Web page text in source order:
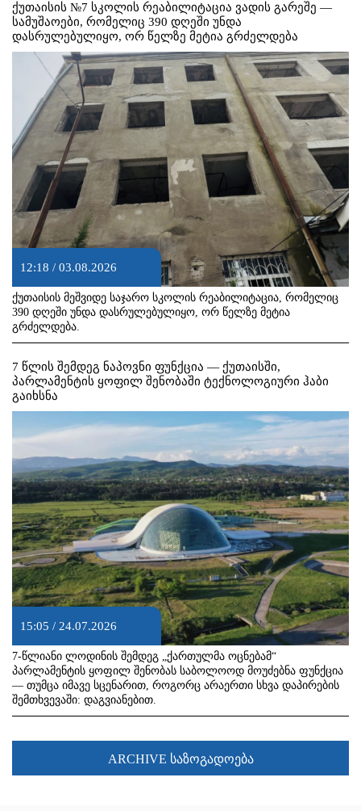
ქუთაისის №7 სკოლის რეაბილიტაცია ვადის გარეშე —
სამუშაოები, რომელიც 390 დღეში უნდა
დასრულებულიყო, ორ წელზე მეტია გრძელდება
12:18 / 03.08.2026
ქუთაისის მეშვიდე საჯარო სკოლის რეაბილიტაცია, რომელიც
390 დღეში უნდა დასრულებულიყო, ორ წელზე მეტია
გრძელდება.
7 წლის შემდეგ ნაპოვნი ფუნქცია — ქუთაისში,
პარლამენტის ყოფილ შენობაში ტექნოლოგიური ჰაბი
გაიხსნა
15:05 / 24.07.2026
7-წლიანი ლოდინის შემდეგ „ქართულმა ოცნებამ“
პარლამენტის ყოფილ შენობას საბოლოოდ მოუძებნა ფუნქცია
— თუმცა იმავე სცენარით, როგორც არაერთი სხვა დაპირების
შემთხვევაში: დაგვიანებით.
ARCHIVE საზოგადოება